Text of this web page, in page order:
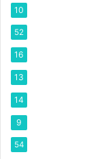
10
52
16
13
14
9
54